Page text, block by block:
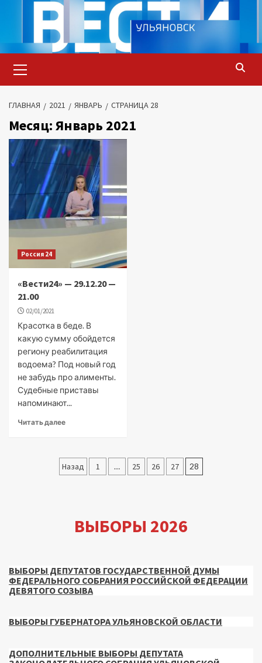
содержимому
меню
ГЛАВНАЯ 2021 ЯНВАРЬ СТРАНИЦА 28
Месяц:Январь 2021
Россия 24
«Вести24» — 29.12.20 —
21.00
02/01/2021
Красотка в беде. В
какую сумму обойдется
региону реабилитация
водоема? Под новый год
не забудь про алименты.
Судебные приставы
напоминают...
Читать далее
Пагинация
Назад 1 … 25 26 27 28
ВЫБОРЫ 2026
ВЫБОРЫ ДЕПУТАТОВ ГОСУДАРСТВЕННОЙ ДУМЫ
ФЕДЕРАЛЬНОГО СОБРАНИЯ РОССИЙСКОЙ ФЕДЕРАЦИИ
ДЕВЯТОГО СОЗЫВА
ВЫБОРЫ ГУБЕРНАТОРА УЛЬЯНОВСКОЙ ОБЛАСТИ
ДОПОЛНИТЕЛЬНЫЕ ВЫБОРЫ ДЕПУТАТА